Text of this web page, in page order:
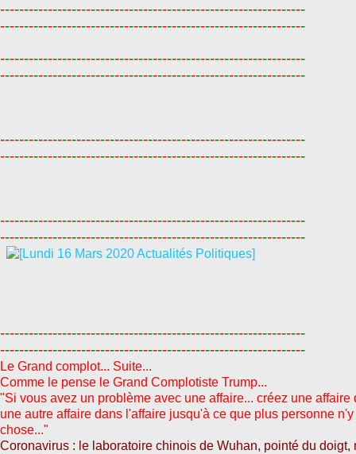
----------------------------------------------------------------
----------------------------------------------------------------
----------------------------------------------------------------
----------------------------------------------------------------
----------------------------------------------------------------
----------------------------------------------------------------
----------------------------------------------------------------
----------------------------------------------------------------
----------------------------------------------------------------
----------------------------------------------------------------
Le Grand complot... Suite...
Comme le pense le Grand Complotiste Trump...
"Si vous avez un problème avec une affaire... créez une affaire
une autre affaire dans l'affaire jusqu'à ce que plus personne
chose..."
Coronavirus : le laboratoire chinois de Wuhan, pointé du doigt,